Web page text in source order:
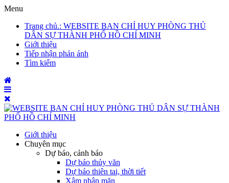
Menu
Trang chủ.: WEBSITE BAN CHỈ HUY PHÒNG THỦ
DÂN SỰ THÀNH PHỐ HỒ CHÍ MINH
Giới thiệu
Tiếp nhận phản ánh
Tìm kiếm
Giới thiệu
Chuyên mục
Dự báo, cảnh báo
Dự báo thủy văn
Dự báo thiên tai, thời tiết
Xâm nhập mặn